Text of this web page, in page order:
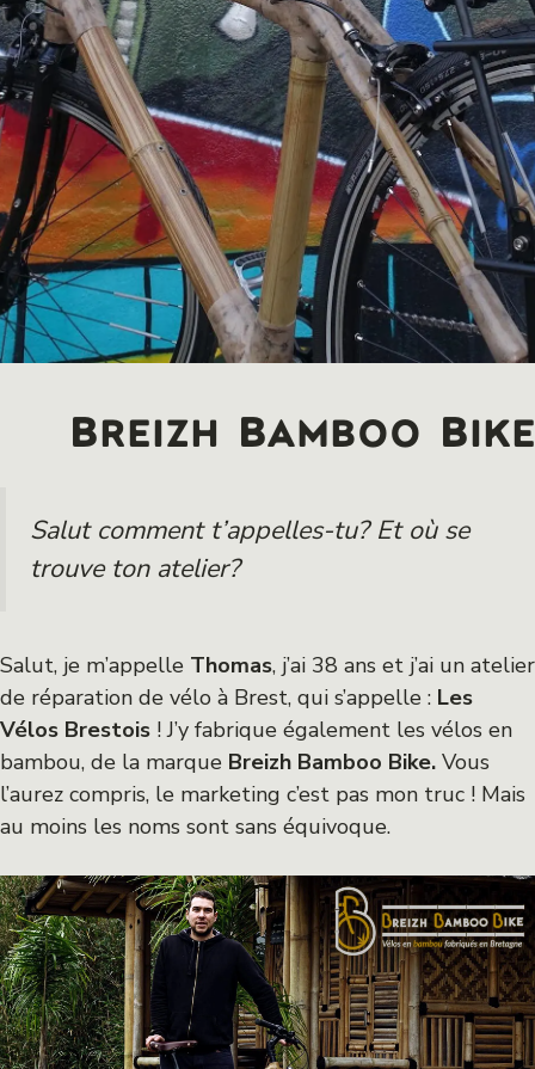
Breizh Bamboo
Salut comment t’appelles-tu? Et où se
trouve ton atelier?
Salut, je m’appelle Thomas, j’ai 38 ans et j’ai un atelier
de réparation de vélo à Brest, qui s’appelle : Les
Vélos Brestois ! J’y fabrique également les vélos en
bambou, de la marque Breizh Bamboo Bike. Vous
l’aurez compris, le marketing c’est pas mon truc ! Mais
au moins les noms sont sans équivoque.